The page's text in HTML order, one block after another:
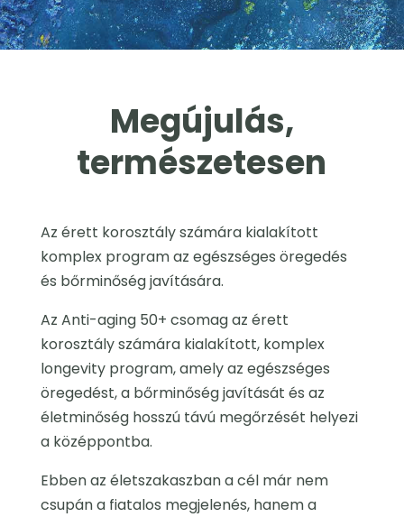
Megújulás,
természetesen
Az érett korosztály számára kialakított
komplex program az egészséges öregedés
és bőrminőség javítására.
Az Anti-aging 50+ csomag az érett
korosztály számára kialakított, komplex
longevity program, amely az egészséges
öregedést, a bőrminőség javítását és az
életminőség hosszú távú megőrzését helyezi
a középpontba.
Ebben az életszakaszban a cél már nem
csupán a fiatalos megjelenés, hanem a